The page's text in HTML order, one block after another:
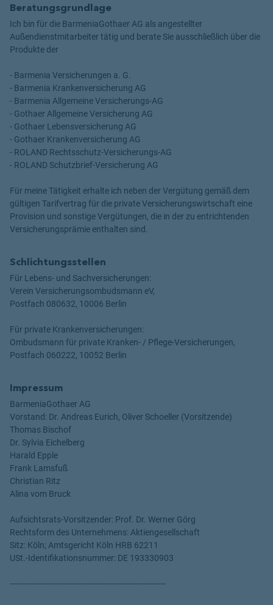
Beratungsgrundlage
Ich bin für die BarmeniaGothaer AG als angestellter
Außendienstmitarbeiter tätig und berate Sie ausschließlich über die
Produkte der
- Barmenia Versicherungen a. G.
- Barmenia Krankenversicherung AG
- Barmenia Allgemeine Versicherungs-AG
- Gothaer Allgemeine Versicherung AG
- Gothaer Lebensversicherung AG
- Gothaer Krankenversicherung AG
- ROLAND Rechtsschutz-Versicherungs-AG
- ROLAND Schutzbrief-Versicherung AG
Für meine Tätigkeit erhalte ich neben der Vergütung gemäß dem
gültigen Tarifvertrag für die private Versicherungswirtschaft eine
Provision und sonstige Vergütungen, die in der zu entrichtenden
Versicherungsprämie enthalten sind.
Schlichtungsstellen
Für Lebens- und Sachversicherungen:
Verein Versicherungsombudsmann eV,
Postfach 080632, 10006 Berlin
Für private Krankenversicherungen:
Ombudsmann für private Kranken- / Pflege-Versicherungen,
Postfach 060222, 10052 Berlin
Impressum
BarmeniaGothaer AG
Vorstand: Dr. Andreas Eurich, Oliver Schoeller (Vorsitzende)
Thomas Bischof
Dr. Sylvia Eichelberg
Harald Epple
Frank Lamsfuß
Christian Ritz
Alina vom Bruck
Aufsichtsrats-Vorsitzender: Prof. Dr. Werner Görg
Rechtsform des Unternehmens: Aktiengesellschaft
Sitz: Köln; Amtsgericht Köln HRB 62211
USt.-Identifikationsnummer: DE 193330903
----------------------------------------------------------------